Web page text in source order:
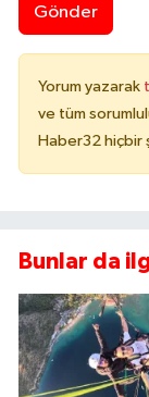
Gönder
Yorum yazarak
ve tüm
Haber32 hiçbir
Bunlar da